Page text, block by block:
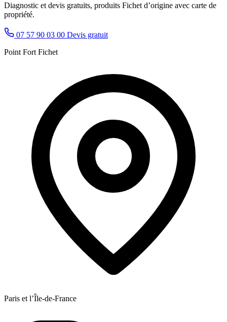
Diagnostic et devis gratuits, produits Fichet d’origine avec carte de
propriété.
07 57 90 03 00 Devis gratuit
Point Fort Fichet
Paris et l’Île-de-France